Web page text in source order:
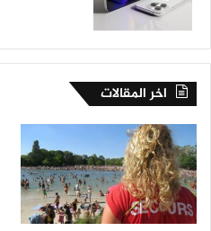
اخر المقالات